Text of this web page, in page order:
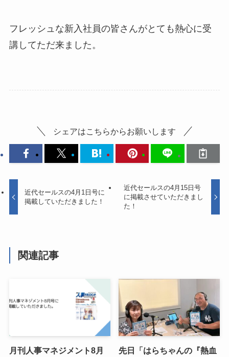
フレッシュな新入社員の皆さんがとても熱心に受
講してただ来ました。
シェアはこちらからお願いします
近代セールスの4月1日号に
掲載していただきました！
近代セールスの4月15日号
に掲載させていただきまし
た！
関連記事
月刊人事マネジメント8月
先日「はらちゃんの『熱血